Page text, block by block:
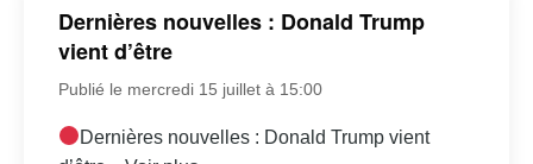
Dernières nouvelles : Donald Trump
vient d’être
Publié le mercredi 15 juillet à 15:00
Dernières nouvelles : Donald Trump vient